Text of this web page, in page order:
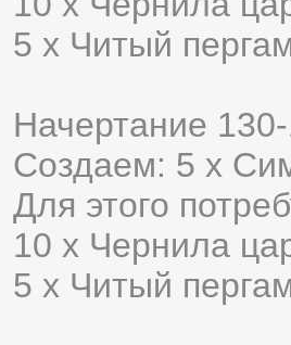
5 x Читый
Начертание
Создаем: 5 х
Для этого
10 x Чернила
5 x Читый